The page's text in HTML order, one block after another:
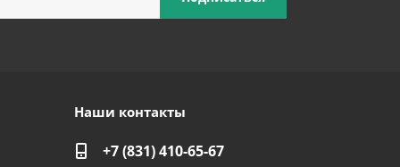
Наши контакты
+7 (831) 410-65-67